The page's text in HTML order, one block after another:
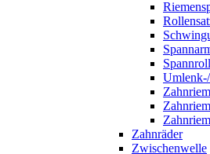
Zahnräder
Zwischenwelle